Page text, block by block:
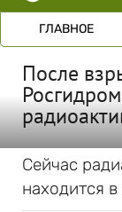
ГЛАВНОЕ
После
Сейчас
находится